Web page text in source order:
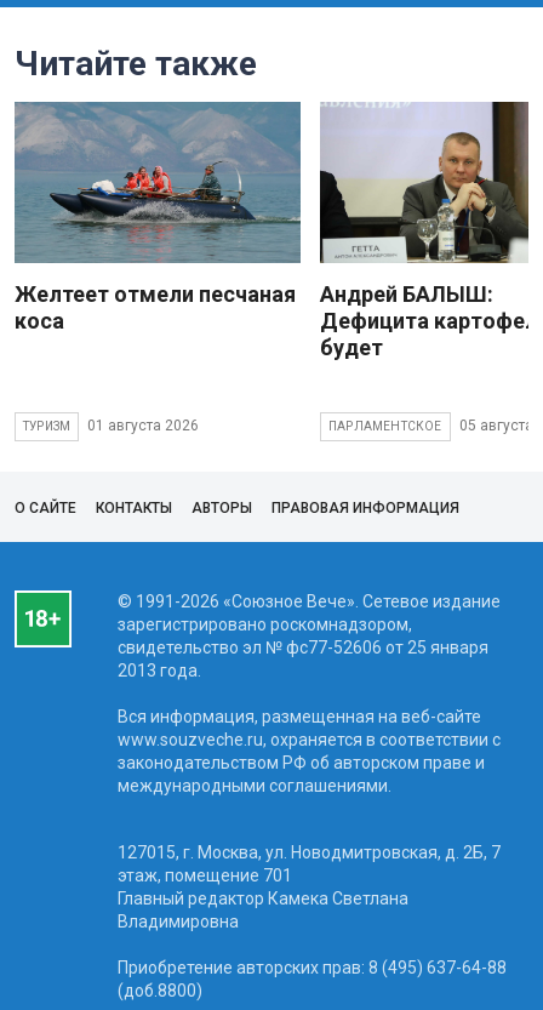
Читайте также
Желтеет отмели песчаная
коса
ТУРИЗМ 01 августа 2026
Андрей БАЛЫШ:
Дефицита
будет
ПАРЛАМЕНТСКОЕ 05 августа
О САЙТЕ КОНТАКТЫ АВТОРЫ ПРАВОВАЯ ИНФОРМАЦИЯ
© 1991-2026 «Союзное Вече». Сетевое издание
зарегистрировано роскомнадзором,
свидетельство эл № фc77-52606 от 25 января
2013 года.
Вся информация, размещенная на веб-сайте
www.souzveche.ru, охраняется в соответствии с
законодательством РФ об авторском праве и
международными соглашениями.
127015, г. Москва, ул. Новодмитровская, д. 2Б, 7
этаж, помещение 701
Главный редактор Камека Светлана
Владимировна
Приобретение авторских прав: 8 (495) 637-64-88
(доб.8800)